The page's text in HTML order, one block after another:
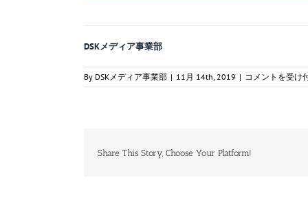
DSKメディア事業部
By DSKメディア事業部 | 11月 14th, 2019 | 国
内
規
コメントを受け
Share This Story, Choose Your Platform!